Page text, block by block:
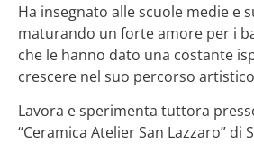
Ha insegnato alle scuole medie e
maturando un forte amore per i
che le hanno dato una costante
crescere nel suo percorso
Lavora e sperimenta tuttora
“Ceramica Atelier San Lazzaro” di